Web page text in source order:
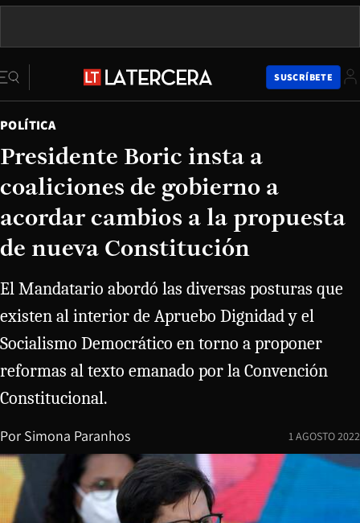
SUSCRÍBETE
POLÍTICA
Presidente Boric insta a
coaliciones de gobierno a
acordar cambios a la propuesta
de nueva Constitución
El Mandatario abordó las diversas posturas que
existen al interior de Apruebo Dignidad y el
Socialismo Democrático en torno a proponer
reformas al texto emanado por la Convención
Constitucional.
Por Simona Paranhos 1 AGOSTO 2022